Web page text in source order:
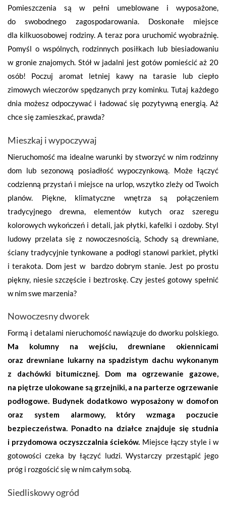
Pomieszczenia są w pełni umeblowane i wyposażone,
do swobodnego zagospodarowania. Doskonałe miejsce
dla kilkuosobowej rodziny. A teraz pora uruchomić wyobraźnię.
Pomyśl o wspólnych, rodzinnych posiłkach lub biesiadowaniu
w gronie znajomych. Stół w jadalni jest gotów pomieścić aż 20
osób! Poczuj aromat letniej kawy na tarasie lub ciepło
zimowych wieczorów spędzanych przy kominku. Tutaj każdego
dnia możesz odpoczywać i ładować się pozytywną energią. Aż
chce się zamieszkać, prawda?
Mieszkaj i wypoczywaj
Nieruchomość ma idealne warunki by stworzyć w nim rodzinny
dom lub sezonową posiadłość wypoczynkową. Może łączyć
codzienną przystań i miejsce na urlop, wszytko zleży od Twoich
planów. Piękne, klimatyczne wnętrza są połączeniem
tradycyjnego drewna, elementów kutych oraz szeregu
kolorowych wykończeń i detali, jak płytki, kafelki i ozdoby. Styl
ludowy przelata się z nowoczesnością, Schody są drewniane,
ściany tradycyjnie tynkowane a podłogi stanowi parkiet, płytki
i terakota. Dom jest w bardzo dobrym stanie. Jest po prostu
piękny, niesie szczęście i beztroskę. Czy jesteś gotowy spełnić
w nim swe marzenia?
Nowoczesny dworek
Formą i detalami nieruchomość nawiązuje do dworku polskiego.
Ma kolumny na wejściu, drewniane okiennicami
oraz drewniane lukarny na spadzistym dachu wykonanym
z dachówki bitumicznej. Dom ma ogrzewanie gazowe,
na piętrze ulokowane są grzejniki, a na parterze ogrzewanie
podłogowe. Budynek dodatkowo wyposażony w domofon
oraz system alarmowy, który wzmaga poczucie
bezpieczeństwa. Ponadto na działce znajduje się studnia
i przydomowa oczyszczalnia ścieków. Miejsce łączy style i w
gotowości czeka by łączyć ludzi. Wystarczy przestąpić jego
próg i rozgościć się w nim całym sobą.
Siedliskowy ogród